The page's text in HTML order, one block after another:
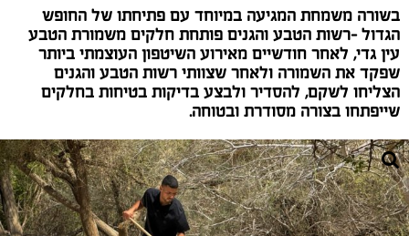
בשורה משמחת המגיעה במיוחד עם פתיחתו של החופש
הגדול –רשות הטבע והגנים פותחת חלקים משמורת הטבע
עין גדי, לאחר חודשיים מאירוע השיטפון העוצמתי ביותר
שפקד את השמורה ולאחר שצוותי רשות הטבע והגנים
הצליחו לשקם, להסדיר ולבצע בדיקות בטיחות בחלקים
שייפתחו בצורה מסודרת ובטוחה.